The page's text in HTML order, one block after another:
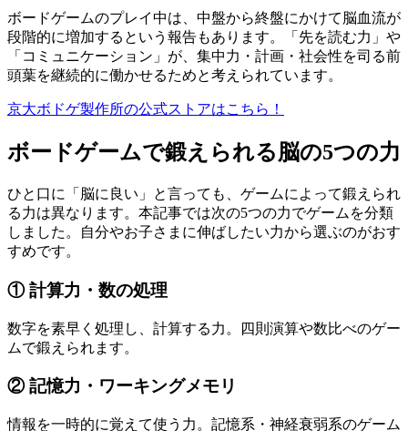
ボードゲームのプレイ中は、中盤から終盤にかけて脳血流が
段階的に増加するという報告もあります。「先を読む力」や
「コミュニケーション」が、集中力・計画・社会性を司る前
頭葉を継続的に働かせるためと考えられています。
京大ボドゲ製作所の公式ストアはこちら！
ボードゲームで鍛えられる脳の5つの力
ひと口に「脳に良い」と言っても、ゲームによって鍛えられ
る力は異なります。本記事では次の5つの力でゲームを分類
しました。自分やお子さまに伸ばしたい力から選ぶのがおす
すめです。
① 計算力・数の処理
数字を素早く処理し、計算する力。四則演算や数比べのゲー
ムで鍛えられます。
② 記憶力・ワーキングメモリ
情報を一時的に覚えて使う力。記憶系・神経衰弱系のゲーム